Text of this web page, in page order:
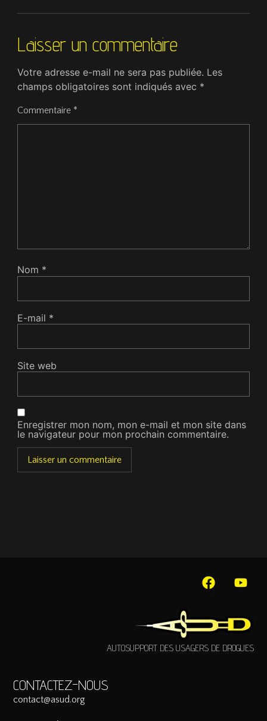
Laisser un commentaire
Votre adresse e-mail ne sera pas publiée. Les
champs obligatoires sont indiqués avec *
Commentaire *
Nom *
E-mail *
Site web
Enregistrer mon nom, mon e-mail et mon site dans
le navigateur pour mon prochain commentaire.
AUTOSUPPORT DES USAGERS DE DROGUES
CONTACTEZ-NOUS
contact@asud.org